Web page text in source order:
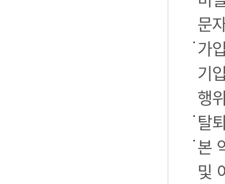
문
가
기
행
탈
본
및